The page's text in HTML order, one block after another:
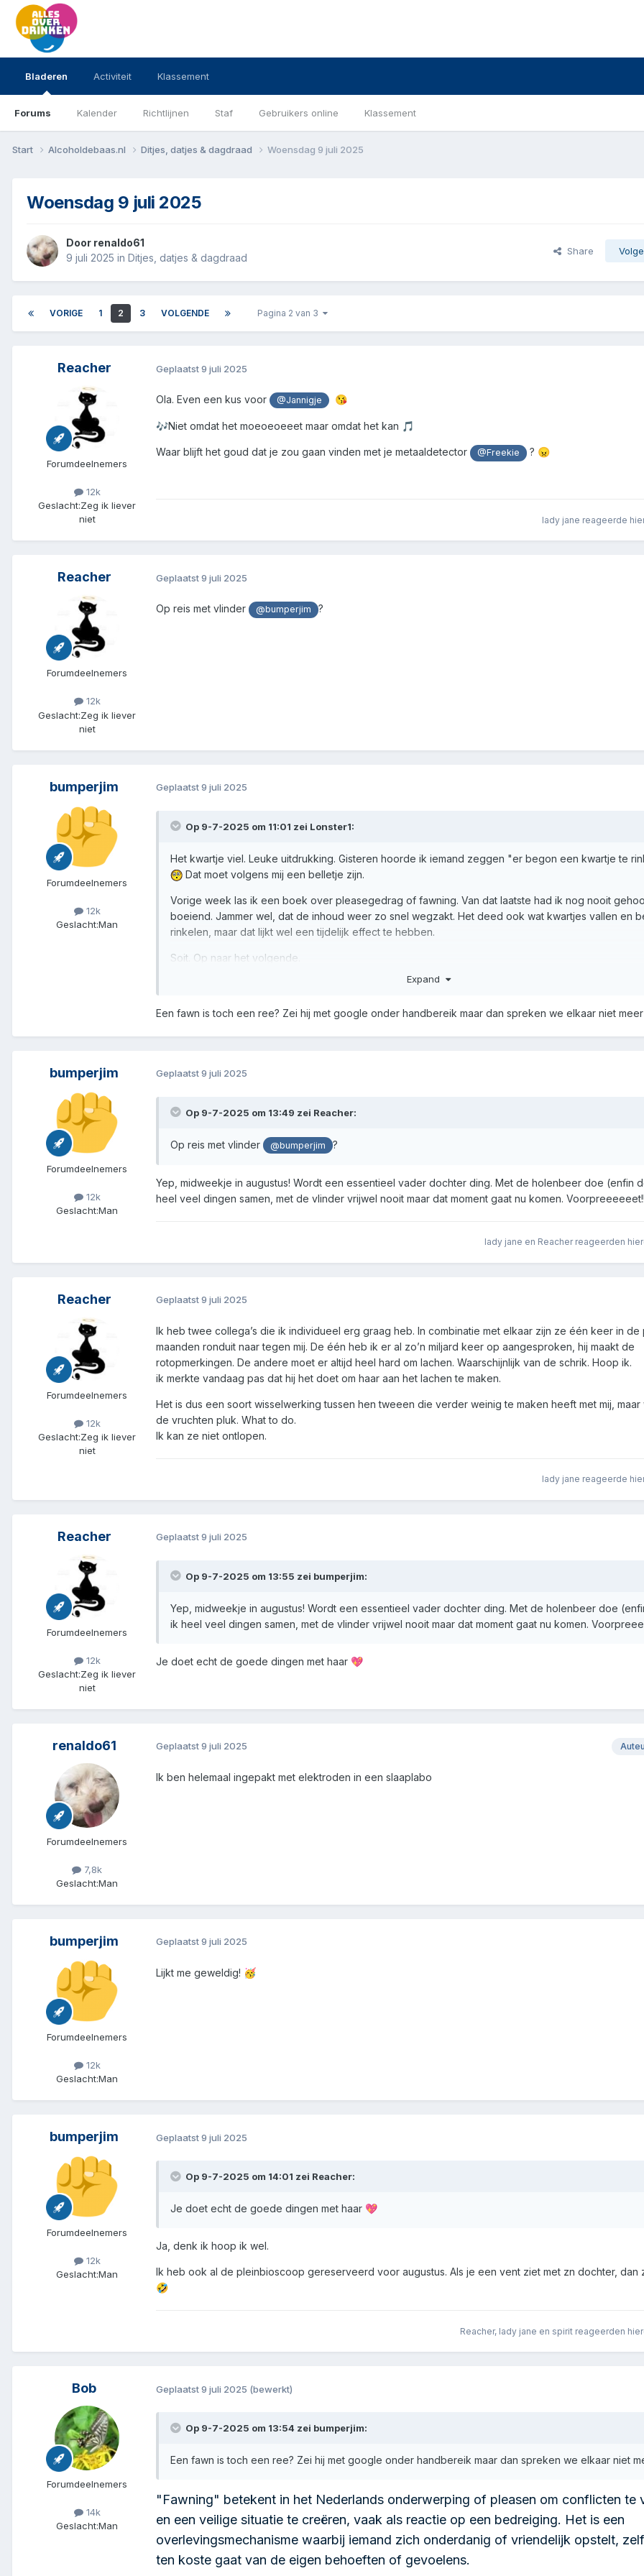
Bladeren
Forums Kalender Richtlijnen Staf Gebruikers online Klassement
Activiteit Klassement
Start Alcoholdebaas.nl Ditjes, datjes & dagdraad Woensdag 9 juli 2025
Woensdag 9 juli 2025
Door renaldo61
9 juli 2025 in Ditjes, datjes & dagdraad
Share
VORIGE 1 2 3 VOLGENDE Pagina 2 van 3
Reacher
Forumdeelnemers
12k
Geslacht:Zeg ik liever
niet
Geplaatst9 juli 2025
Ola. Even een kus voor @Jannigje 😘
🎶Niet omdat het moeoeoeeet maar omdat het kan 🎵
Waar blijft het goud dat je zou gaan vinden met je metaaldetector @Freekie ? 😠
lady jane reageerde
Reacher
Forumdeelnemers
12k
Geslacht:Zeg ik liever
niet
Geplaatst9 juli 2025
Op reis met vlinder @bumperjim ?
bumperjim
Forumdeelnemers
12k
Geslacht:Man
Geplaatst9 juli 2025
Op 9-7-2025 om 11:01 zei Lonster1:
Het kwartje viel. Leuke uitdrukking. Gisteren hoorde ik iemand zeggen "er begon een kwartje te
Dat moet volgens mij een belletje zijn.
Vorige week las ik een boek over pleasegedrag of fawning. Van dat laatste had ik nog nooit
boeiend. Jammer wel, dat de inhoud weer zo snel wegzakt. Het deed ook wat kwartjes vallen en
rinkelen, maar dat lijkt wel een tijdelijk effect te hebben.
Soit. Op naar het volgende.
Expand
Een fawn is toch een ree? Zei hij met google onder handbereik maar dan spreken we elkaar niet meer
bumperjim
Forumdeelnemers
12k
Geslacht:Man
Geplaatst9 juli 2025
Op 9-7-2025 om 13:49 zei Reacher:
Op reis met vlinder @bumperjim ?
Yep, midweekje in augustus! Wordt een essentieel vader dochter ding. Met de holenbeer doe (enfin
heel veel dingen samen, met de vlinder vrijwel nooit maar dat moment gaat nu komen. Voorpreeeeeet!!
lady jane en Reacherreageerden
Reacher
Forumdeelnemers
12k
Geslacht:Zeg ik liever
niet
Geplaatst9 juli 2025
Ik heb twee collega’s die ik individueel erg graag heb. In combinatie met elkaar zijn ze één keer in de
maanden ronduit naar tegen mij. De één heb ik er al zo’n miljard keer op aangesproken, hij maakt de
rotopmerkingen. De andere moet er altijd heel hard om lachen. Waarschijnlijk van de schrik. Hoop ik.
ik merkte vandaag pas dat hij het doet om haar aan het lachen te maken.
Het is dus een soort wisselwerking tussen hen tweeen die verder weinig te maken heeft met mij, maar
de vruchten pluk. What to do.
Ik kan ze niet ontlopen.
lady jane reageerde
Reacher
Forumdeelnemers
12k
Geslacht:Zeg ik liever
niet
Geplaatst9 juli 2025
Op 9-7-2025 om 13:55 zei bumperjim:
Yep, midweekje in augustus! Wordt een essentieel vader dochter ding. Met de holenbeer doe
ik heel veel dingen samen, met de vlinder vrijwel nooit maar dat moment gaat nu komen.
Je doet echt de goede dingen met haar 💖
renaldo61
Forumdeelnemers
7,8k
Geslacht:Man
Geplaatst9 juli 2025
Ik ben helemaal ingepakt met elektroden in een slaaplabo
bumperjim
Forumdeelnemers
12k
Geslacht:Man
Geplaatst9 juli 2025
Lijkt me geweldig! 🥳
bumperjim
Forumdeelnemers
12k
Geslacht:Man
Geplaatst9 juli 2025
Op 9-7-2025 om 14:01 zei Reacher:
Je doet echt de goede dingen met haar 💖
Ja, denk ik hoop ik wel.
Ik heb ook al de pleinbioscoop gereserveerd voor augustus. Als je een vent ziet met zn dochter, dan
🤣
Reacher, lady jane en spirit reageerden
Bob
Forumdeelnemers
14k
Geslacht:Man
Geplaatst9 juli 2025 (bewerkt)
Op 9-7-2025 om 13:54 zei bumperjim:
Een fawn is toch een ree? Zei hij met google onder handbereik maar dan spreken we elkaar niet
"Fawning" betekent in het Nederlands onderwerping of pleasen om conflicten te
en een veilige situatie te creëren, vaak als reactie op een bedreiging. Het is een
overlevingsmechanisme waarbij iemand zich onderdanig of vriendelijk opstelt,
ten koste gaat van de eigen behoeften of gevoelens.